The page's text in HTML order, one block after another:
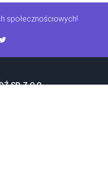
społecznościowych!
SP. Z O.O.